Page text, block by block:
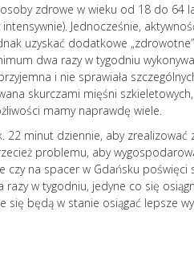
zdrowe w wieku od 18 do 64
Jednocześnie,
uzyskać dodatkowe
dwa razy w tygodniu
i nie sprawiała
skurczami mięśni
mamy naprawdę wiele.
minut dziennie, aby zrealizować
problemu, aby
czy na spacer w Gdańsku poświęci
w tygodniu, jedyne co się
się będą w stanie osiągać lepsze